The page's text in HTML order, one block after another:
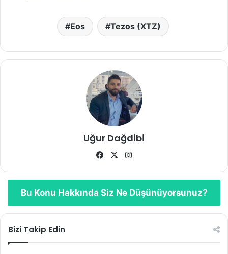
Eos Tezos (XTZ)
Uğur Dağdibi
Facebook
X
Bu Konu Hakkında Siz Ne Düşünüyorsunuz?
Bizi Takip Edin